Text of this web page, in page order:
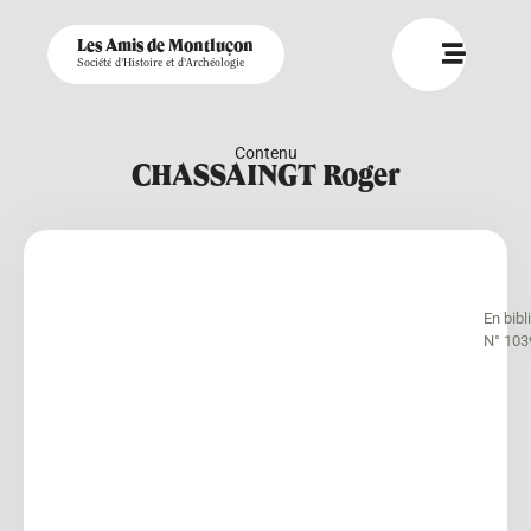
Les Amis de Montluçon
Société d'Histoire et d'Archéologie
Contenu
CHASSAINGT Roger
En
N°